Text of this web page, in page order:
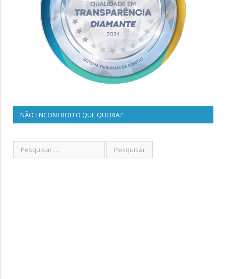
NÃO ENCONTROU O QUE QUERIA?